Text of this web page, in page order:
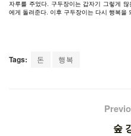
자루를 주었다. 구두장이는 갑자기 그렇게 많
에게
돌려준다. 이후 구두장이는 다시 행복을
Tags: 돈 행복
숲